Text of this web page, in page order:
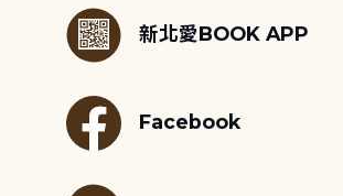
新北愛BOOK APP
Facebook